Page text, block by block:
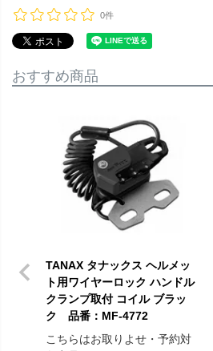
0件
おすすめ商品
TANAX タナックス ヘルメッ
ト用ワイヤーロック ハンドル
クランプ取付 コイル ブラッ
ク 品番：MF-4772
こちらはお取りよせ・予約対